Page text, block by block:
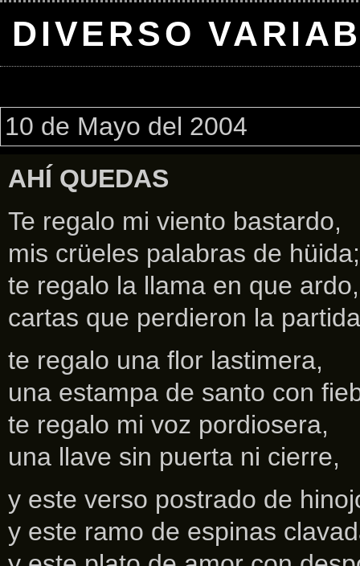
DIVERSO
10 de Mayo del 2004
AHÍ QUEDAS
Te regalo mi viento bastardo,
mis crüeles palabras de hüida;
te regalo la llama en que ardo,
cartas que perdieron la
te regalo una flor lastimera,
una estampa de santo con
te regalo mi voz pordiosera,
una llave sin puerta ni cierre,
y este verso postrado de
y este ramo de espinas